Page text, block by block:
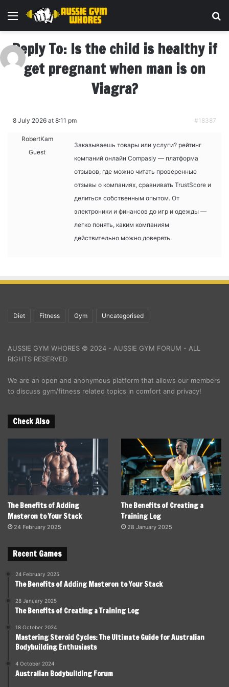
Menu
Reply To: Is the child is healthy if
get pregnant when man is on
Viagra?
8 July 2026 at 8:11 pm #18387
RobertKam
Guest
Заказываешь товары или услуги? рейтинг
компаний онлайн Compasly — платформа
отзывов, где можно читать проверенные
отзывы о компаниях, сравнивать TrustScore и
делиться собственным опытом. От
электроники и финансов до игр и одежды —
легко понять, каким компаниям
действительно можно доверять.
Diet Fitness Gym Uncategorised
AUSSIE GYM WHORES © 2024 - AUSSIE GYM FORUM - ALL
RIGHTS RESERVED
We are an open and anonymous platform that allows our members
to discuss gym/fitness related topics in comfort and privacy!
Check Also
The Benefits of Adding
Masteron to Your Stack
24 February 2025
The Benefits of Creating a
Training Log
28 January 2025
Recent Games
24 February 2025
The Benefits of Adding Masteron to Your Stack
28 January 2025
The Benefits of Creating a Training Log
18 October 2024
Mastering Steroid Cycles: The Ultimate Guide for Australian
Bodybuilding Enthusiasts
4 October 2024
Australian Bodybuilding Forum